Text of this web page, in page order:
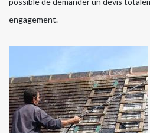
engagement.